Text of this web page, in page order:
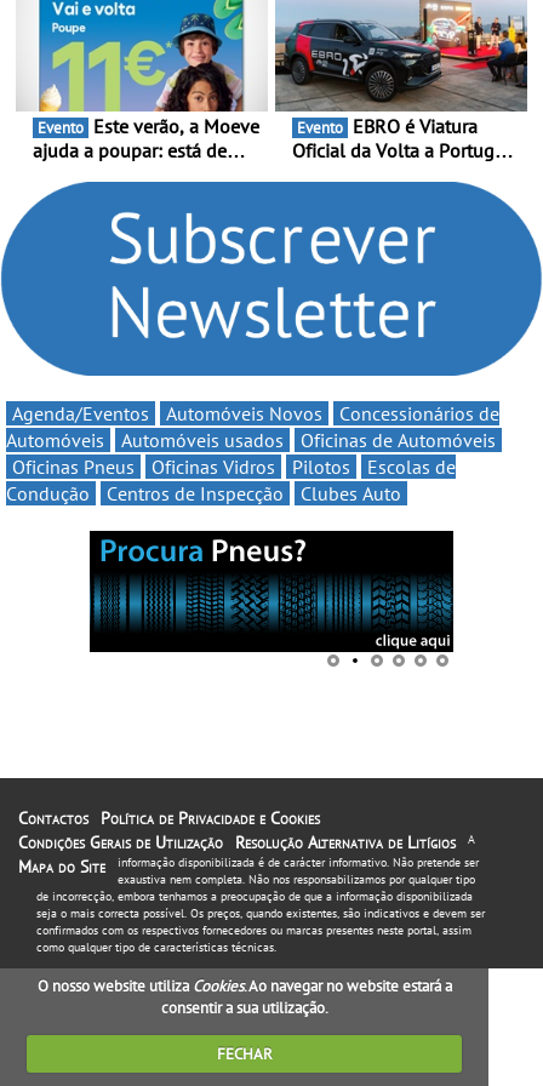
decorre entre 1 de Março e
6 de Setembro
Evento
ajuda a poupar: está de
Volta” com descontos de
Evento
Oficial da Volta a Portugal
presença nacional ao lado
da mítica prova de ciclismo
e leva a sua gama SUV
multi-energia às estradas
de Portugal
Agenda/Eventos Automóveis Novos
Concessionários de
Automóveis
Automóveis usados
Oficinas de Automóveis
Oficinas Pneus
Oficinas Vidros Pilotos
Escolas de
Condução
Centros de Inspecção Clubes Auto
Contactos
Política de Privacidade e Cookies
Condições Gerais de Utilização
Resolução Alternativa de Litígios
Mapa do Site
A
informação disponibilizada é de carácter informativo. Não pretende ser
exaustiva nem completa. Não nos responsabilizamos por qualquer tipo
de incorrecção, embora tenhamos a preocupação de que a informação disponibilizada
seja o mais correcta possível. Os preços, quando existentes, são indicativos e devem ser
confirmados com os respectivos fornecedores ou marcas presentes neste portal, assim
como qualquer tipo de características técnicas.
O nosso website utiliza Cookies. Ao navegar no website estará a
consentir a sua utilização.
FECHAR